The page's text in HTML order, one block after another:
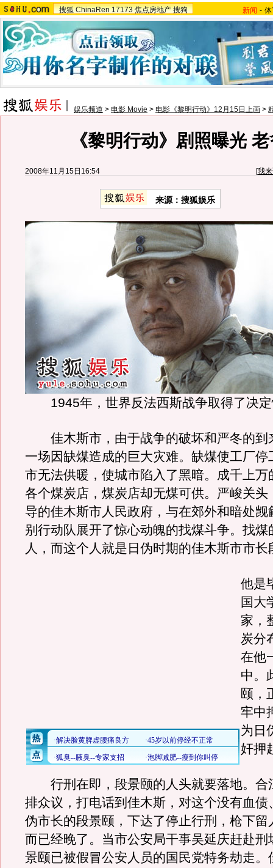
搜狐 ChinaRen 17173 焦点房地产 搜狗 新闻 -
娱乐频道 > 电影 Movie > 电影《黎明行动》12月15日上画 >
《黎明行动》剧照曝光
2008年11月15日16:54 [我
来源：搜狐娱乐
1945年，世界反法西斯战争取得了决定
佳木斯市，由于战争的破坏和严冬的到
一场因缺煤造成的巨大灾难。缺煤使工厂停
市无法供暖，使城市陷入了黑暗。成千上万
各个煤炭店，煤炭店却无煤可供。严峻关头
导的佳木斯市人民政府，与在郊外和暗处觊
别行动队展开了惊心动魄的找煤斗争。找煤
人，而这个人就是日伪时期的佳木斯市市长
他是
国大
家，
炭分
在他
中。
颐，
牢中
为日
奸押
行刑在即，段景颐的人头就要落地。合
排众议，打电话到佳木斯，对这个没有血债
伪市长的段景颐，下达了停止行刑，枪下留
而已经晚了。当市公安局干事吴延庆赶赴刑
景颐已被假冒公安人员的国民党特务劫走。